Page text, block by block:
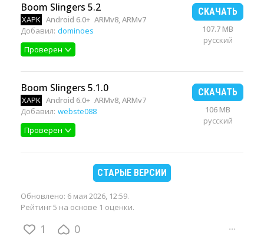
Boom Slingers 5.2
XAPK Android 6.0+ ARMv8, ARMv7
Добавил: dominoes
Проверен
СКАЧАТЬ
107.7 MB
русский
Boom Slingers 5.1.0
XAPK Android 6.0+ ARMv8, ARMv7
Добавил: webste088
Проверен
СКАЧАТЬ
106 MB
русский
СТАРЫЕ ВЕРСИИ
Обновлено: 6 мая 2026, 12:59.
Рейтинг 5 на основе 1 оценки.
1 0 ···